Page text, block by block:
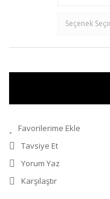
Tavsiye Et
Yorum Yaz
Karşılaştır